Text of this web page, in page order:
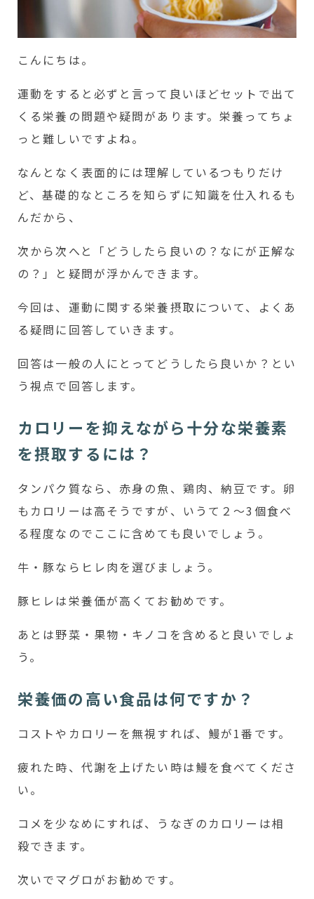
こんにちは。
運動をすると必ずと言って良いほどセットで出て
くる栄養の問題や疑問があります。栄養ってちょ
っと難しいですよね。
なんとなく表面的には理解しているつもりだけ
ど、基礎的なところを知らずに知識を仕入れるも
んだから、
次から次へと「どうしたら良いの？なにが正解な
の？」と疑問が浮かんできます。
今回は、運動に関する栄養摂取について、よくあ
る疑問に回答していきます。
回答は一般の人にとってどうしたら良いか？とい
う視点で回答します。
カロリーを抑えながら十分な栄養素
を摂取するには？
タンパク質なら、赤身の魚、鶏肉、納豆です。卵
もカロリーは高そうですが、いうて２〜3個食べ
る程度なのでここに含めても良いでしょう。
牛・豚ならヒレ肉を選びましょう。
豚ヒレは栄養価が高くてお勧めです。
あとは野菜・果物・キノコを含めると良いでしょ
う。
栄養価の高い食品は何ですか？
コストやカロリーを無視すれば、鰻が1番です。
疲れた時、代謝を上げたい時は鰻を食べてくださ
い。
コメを少なめにすれば、うなぎのカロリーは相
殺できます。
次いでマグロがお勧めです。